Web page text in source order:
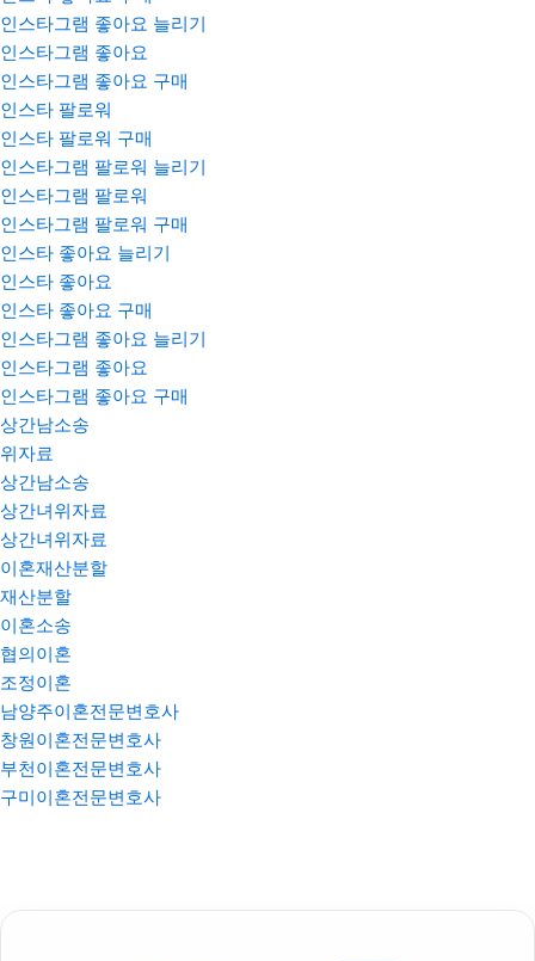
인스타그램 좋아요 늘리기
인스타그램 좋아요
인스타그램 좋아요 구매
인스타 팔로워
인스타 팔로워 구매
인스타그램 팔로워 늘리기
인스타그램 팔로워
인스타그램 팔로워 구매
인스타 좋아요 늘리기
인스타 좋아요
인스타 좋아요 구매
인스타그램 좋아요 늘리기
인스타그램 좋아요
인스타그램 좋아요 구매
상간남소송
위자료
상간남소송
상간녀위자료
상간녀위자료
이혼재산분할
재산분할
이혼소송
협의이혼
조정이혼
남양주이혼전문변호사
창원이혼전문변호사
부천이혼전문변호사
구미이혼전문변호사